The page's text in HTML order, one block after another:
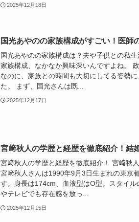
2025年12月18日
国光あやのの家族構成がすごい！医師
国光あやのの家族構成は？夫や子供との私
家族構成、なかなか興味深いんですよね。
なのに、家族との時間も大切にしてる姿勢
た。 まず、国光さんは既...
2025年12月17日
宮﨑秋人の学歴と経歴を徹底紹介！結
宮﨑秋人の学歴と経歴を徹底紹介！ 宮﨑秋
宮﨑秋人さんは1990年9月3日生まれの東京
す。身長は174cm、血液型はO型。スタイ
やテレビでも存在感を放っ...
2025年12月15日